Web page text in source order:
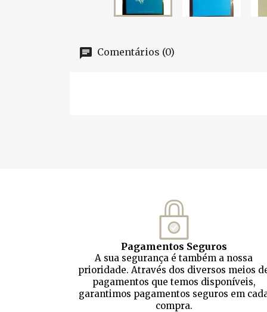
Comentários (0)
Pagamentos Seguros
A sua segurança é também a nossa
prioridade. Através dos diversos meios
pagamentos que temos disponíveis,
garantimos pagamentos seguros em
compra.